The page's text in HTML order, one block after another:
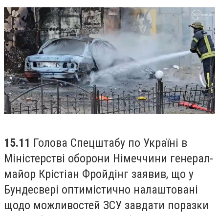
15.11 Голова Спецштабу по Україні в
Міністерстві оборони Німеччини генерал-
майор Крістіан Фройдінг заявив, що у
Бундесвері оптимістично налаштовані
щодо можливостей ЗСУ завдати поразки